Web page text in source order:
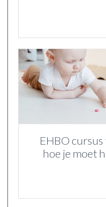
EHBO
hoe je moet